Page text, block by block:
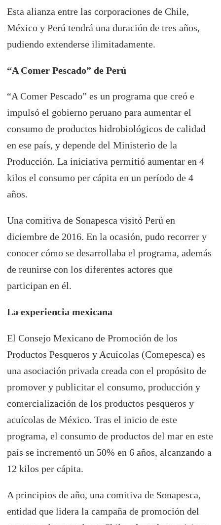
Esta alianza entre las corporaciones de Chile,
México y Perú tendrá una duración de tres años,
pudiendo extenderse ilimitadamente.
“A Comer Pescado” de Perú
“A Comer Pescado” es un programa que creó e
impulsó el gobierno peruano para aumentar el
consumo de productos hidrobiológicos de calidad
en ese país, y depende del Ministerio de la
Producción. La iniciativa permitió aumentar en 4
kilos el consumo per cápita en un período de 4
años.
Una comitiva de Sonapesca visitó Perú en
diciembre de 2016. En la ocasión, pudo recorrer y
conocer cómo se desarrollaba el programa, además
de reunirse con los diferentes actores que
participan en él.
La experiencia mexicana
El Consejo Mexicano de Promoción de los
Productos Pesqueros y Acuícolas (Comepesca) es
una asociación privada creada con el propósito de
promover y publicitar el consumo, producción y
comercialización de los productos pesqueros y
acuícolas de México. Tras el inicio de este
programa, el consumo de productos del mar en este
país se incrementó un 50% en 6 años, alcanzando a
12 kilos per cápita.
A principios de año, una comitiva de Sonapesca,
entidad que lidera la campaña de promoción del